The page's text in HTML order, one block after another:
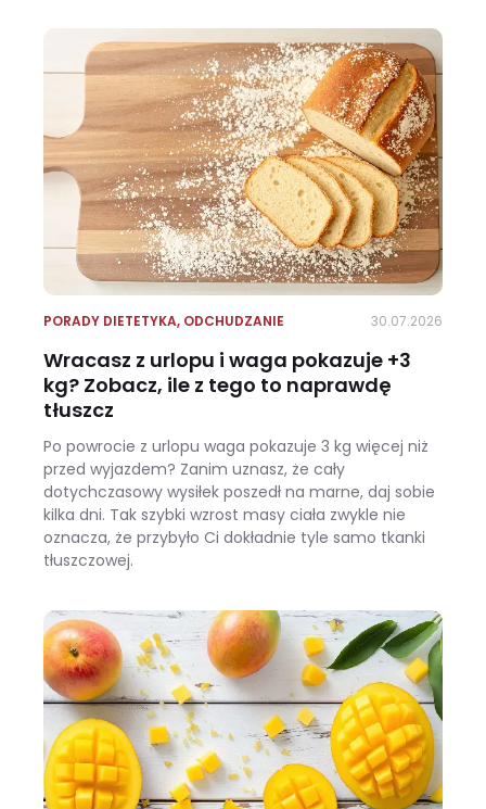
PORADY DIETETYKA, ODCHUDZANIE 30.07.2026
Wracasz z urlopu i waga pokazuje +3
kg? Zobacz, ile z tego to naprawdę
tłuszcz
Po powrocie z urlopu waga pokazuje 3 kg więcej niż
przed wyjazdem? Zanim uznasz, że cały
dotychczasowy wysiłek poszedł na marne, daj sobie
kilka dni. Tak szybki wzrost masy ciała zwykle nie
oznacza, że przybyło Ci dokładnie tyle samo tkanki
tłuszczowej.